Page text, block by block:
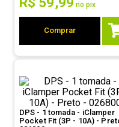
no pix
Comprar
DPS - 1 tomada - iClamper
Pocket Fit (3P - 10A) -